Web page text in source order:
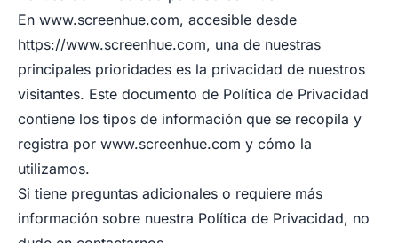
En www.screenhue.com, accesible desde
https://www.screenhue.com, una de nuestras
principales prioridades es la privacidad de nuestros
visitantes. Este documento de Política de Privacidad
contiene los tipos de información que se recopila y
registra por www.screenhue.com y cómo la
utilizamos.
Si tiene preguntas adicionales o requiere más
información sobre nuestra Política de Privacidad, no